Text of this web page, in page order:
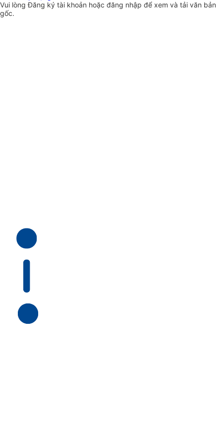
Vui lòngĐăng ký tài khoản hoặc đăng nhập để xem và tải văn bản
gốc.